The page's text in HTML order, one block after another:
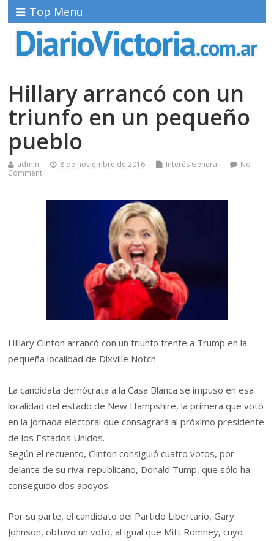
Top Menu
Hillary arrancó con un
triunfo en un pequeño
pueblo
admin 8 de noviembre de 2016 Interés General
No
Comment
Hillary Clinton arrancó con un triunfo frente a Trump en la
pequeña localidad de Dixville Notch
La candidata demócrata a la Casa Blanca se impuso en esa
localidad del estado de New Hampshire, la primera que votó
en la jornada electoral que consagrará al próximo presidente
de los Estados Unidos.
Según el recuento, Clinton consiguió cuatro votos, por
delante de su rival republicano, Donald Tump, que sólo ha
conseguido dos apoyos.
Por su parte, el candidato del Partido Libertario, Gary
Johnson, obtuvo un voto, al igual que Mitt Romney, cuyo